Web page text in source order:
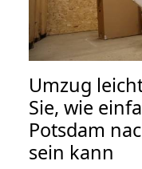
Umzug
Sie, wie
Potsdam
sein kann